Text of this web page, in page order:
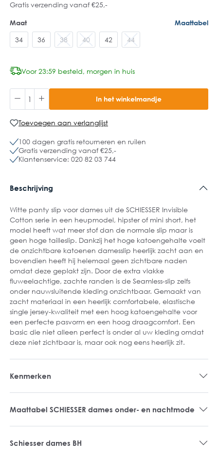
Gratis verzending vanaf €25,-
Maat Maattabel
34 36 38 40 42 44
Voor 23:59 besteld, morgen in huis
In het winkelmandje
Toevoegen aan verlanglijst
100 dagen gratis retourneren en ruilen
Gratis verzending vanaf €25,-
Klantenservice: 020 82 03 744
Beschrijving
Witte panty slip voor dames uit de SCHIESSER Invisible
Cotton serie in een heupmodel, hipster of mini short, het
model heeft wat meer stof dan de normale slip maar is
geen hoge tailleslip. Dankzij het hoge katoengehalte voelt
de onzichtbare katoenen damesslip heerlijk zacht aan en
bovendien heeft hij helemaal geen zichtbare naden
omdat deze geplakt zijn. Door de extra vlakke
fluweelachtige, zachte randen is de Seamless-slip zelfs
onder nauwsluitende kleding onzichtbaar. Gemaakt van
zacht materiaal in een heerlijk comfortabele, elastische
single jersey-kwaliteit met een hoog katoengehalte voor
een perfecte pasvorm en een hoog draagcomfort. Een
basic die niet alleen perfect is onder al uw kleding omdat
deze niet zichtbaar is, maar ook nog eens heerlijk zit.
Kenmerken
Maattabel SCHIESSER dames onder- en nachtmode
Schiesser dames BH